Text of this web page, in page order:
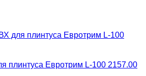
плинтуса Евротрим L-100 2157.00